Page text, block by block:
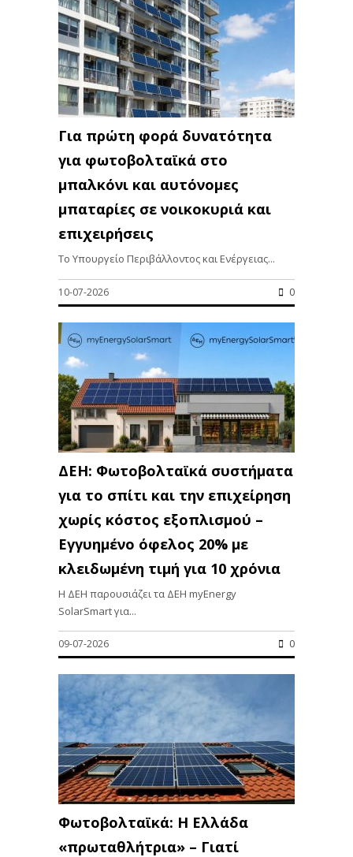
Για πρώτη φορά δυνατότητα
για φωτοβολταϊκά στο
μπαλκόνι και αυτόνομες
μπαταρίες σε νοικοκυριά και
επιχειρήσεις
Το Υπουργείο Περιβάλλοντος και Ενέργειας...
10-07-2026 0
ΔΕΗ: Φωτοβολταϊκά συστήματα
για το σπίτι και την επιχείρηση
χωρίς κόστος εξοπλισμού –
Εγγυημένο όφελος 20% με
κλειδωμένη τιμή για 10 χρόνια
Η ΔΕΗ παρουσιάζει τα ΔΕΗ myEnergy
SolarSmart για...
09-07-2026 0
Φωτοβολταϊκά: Η Ελλάδα
«πρωταθλήτρια» – Γιατί